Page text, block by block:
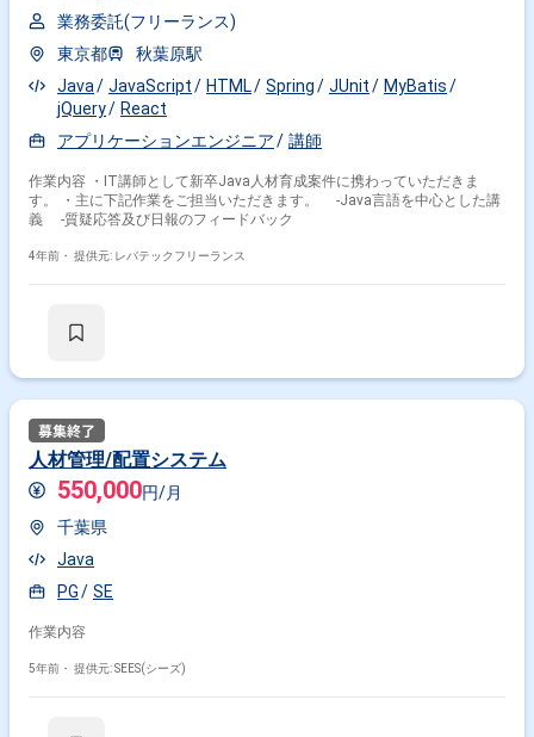
業務委託(フリーランス)
東京都
秋葉原駅
Java
JavaScript HTML Spring JUnit
MyBatis
jQuery
React
アプリケーションエンジニア
講師
作業内容 ・IT講師として新卒Java人材育成案件に携わっていただきま
す。 ・主に下記作業をご担当いただきます。 -Java言語を中心とした講
義 -質疑応答及び日報のフィードバック
4年前・ 提供元: レバテックフリーランス
人材管理/配置システム
550,000円/月
千葉県
Java
PG
SE
作業内容
5年前・ 提供元: SEES(シーズ)